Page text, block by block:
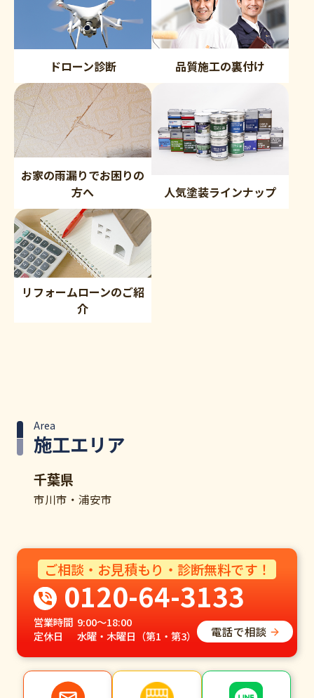
ドローン診断 品質施工の裏付け
お家の雨漏りでお困りの
方へ
人気塗装ラインナップ
リフォームローンのご紹
介
施工エリア
Area
千葉県
市川市・浦安市
ご相談・お見積もり・診断無料です！
0120-64-3133
営業時間 9:00～18:00
定休日
水曜・木曜日（第1・第3） 電話で相談